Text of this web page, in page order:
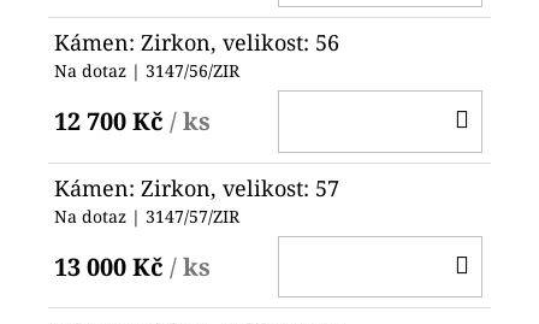
Kámen: Zirkon, velikost: 56
Na dotaz | 3147/56/ZIR
12 700 Kč / ks
Kámen: Zirkon, velikost: 57
Na dotaz | 3147/57/ZIR
13 000 Kč / ks